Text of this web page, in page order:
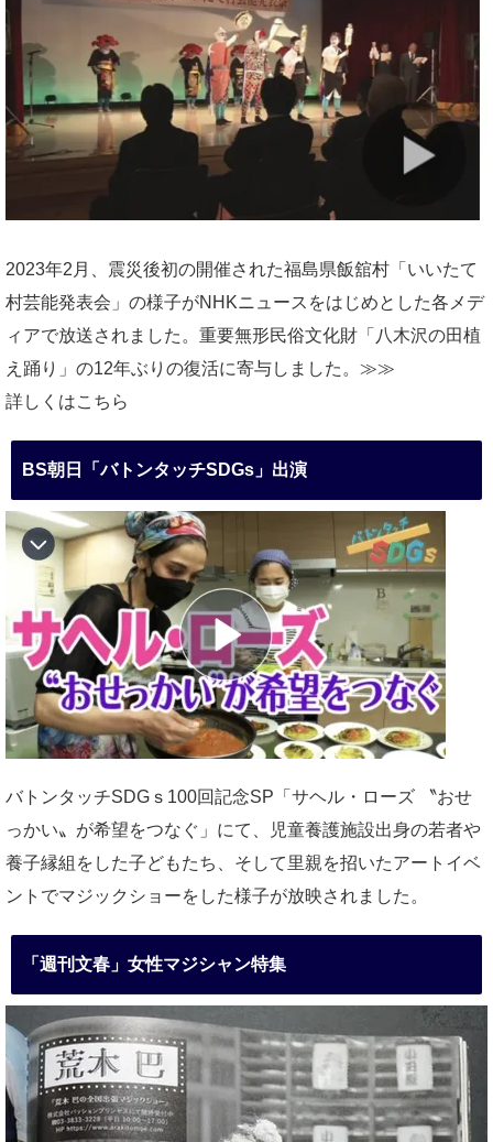
2023年2月、震災後初の開催された福島県飯舘村「いいたて
村芸能発表会」の様子がNHKニュースをはじめとした各メデ
ィアで放送されました。重要無形民俗文化財「八木沢の田植
え踊り」の12年ぶりの復活に寄与しました。≫≫
詳しくはこちら
BS朝日「バトンタッチSDGs」出演
バトンタッチSDGｓ100回記念SP「サヘル・ローズ 〝おせ
っかい〟が希望をつなぐ」にて、児童養護施設出身の若者や
養子縁組をした子どもたち、そして里親を招いたアートイベ
ントでマジックショーをした様子が放映されました。
「週刊文春」女性マジシャン特集